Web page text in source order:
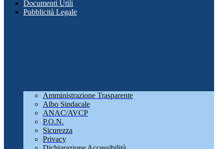
Documenti Utili
Pubblicità Legale
Amministrazione Trasparente
Albo Sindacale
ANAC/AVCP
P.O.N.
Sicurezza
Privacy